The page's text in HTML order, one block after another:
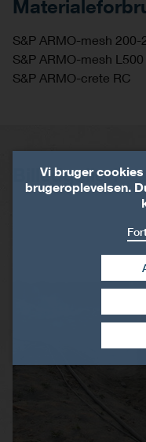
S&P ARMO-mesh 200-
S&P ARMO-mesh L500
S&P ARMO-crete RC
Billedgalleri
Vi bruger
brugeroplevelsen.
Træk